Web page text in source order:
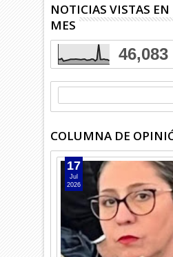
NOTICIAS VISTAS
MES
46,083
COLUMNA DE
17
Jul
2026